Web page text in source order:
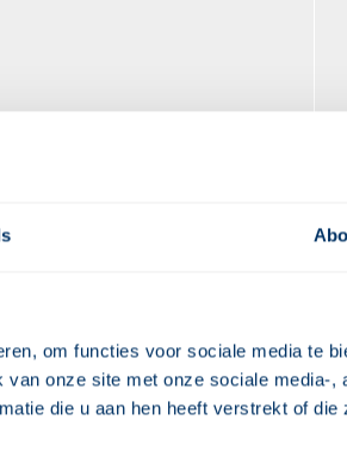
om functies voor sociale media te
onze site met onze sociale media-,
die u aan hen heeft verstrekt of die